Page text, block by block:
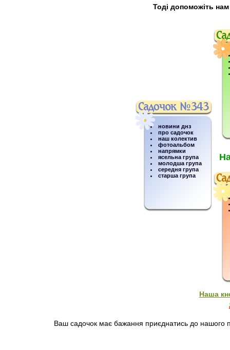
Тоді допоможіть
новини днз
про садочок
наш колектив
фотоальбом
напрямки
ясельна група
молодша група
середня група
старша група
Наша
Ваш садочок має бажання приєднатись до нашого